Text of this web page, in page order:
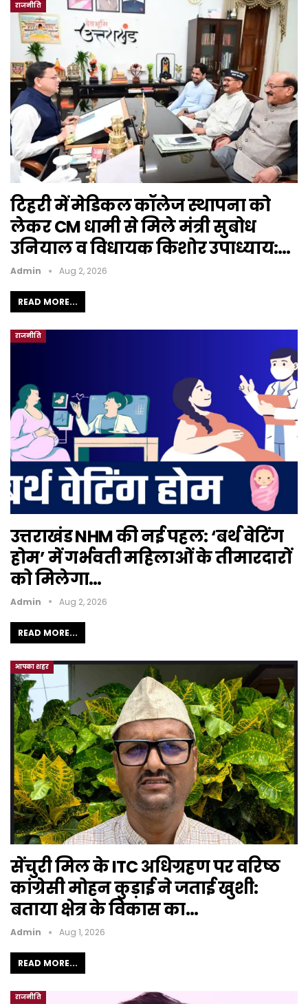
राजनीति
टिहरी में मेडिकल कॉलेज स्थापना को
लेकर CM धामी से मिले मंत्री सुबोध
उनियाल व विधायक किशोर उपाध्याय:…
Admin Aug 2, 2026
READ MORE...
राजनीति
उत्तराखंड NHM की नई पहल: ‘बर्थ वेटिंग
होम’ में गर्भवती महिलाओं के तीमारदारों
को मिलेगा…
Admin Aug 2, 2026
READ MORE...
आपका शहर
सेंचुरी मिल के ITC अधिग्रहण पर वरिष्ठ
कांग्रेसी मोहन कुड़ाई ने जताई खुशी:
बताया क्षेत्र के विकास का…
Admin Aug 1, 2026
READ MORE...
राजनीति